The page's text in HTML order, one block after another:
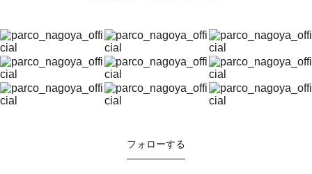
フォローする